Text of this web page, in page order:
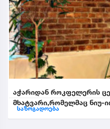
აჭარიდან როკფელერის
მხატვარი,რომელმაც ნიუ-
საზოგადოება